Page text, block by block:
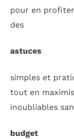
pour en profiter
des
astuces
simples et
tout en
inoubliables
budget